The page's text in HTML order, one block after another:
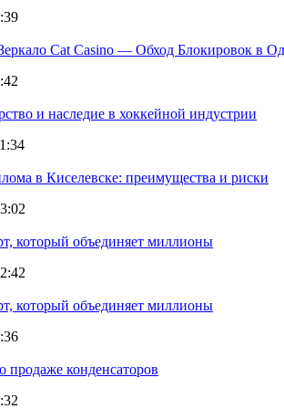
Cat Casino — Обход Блокировок в
и наследие в хоккейной индустрии
в Киселевске: преимущества и риски
который объединяет миллионы
который объединяет миллионы
продаже конденсаторов